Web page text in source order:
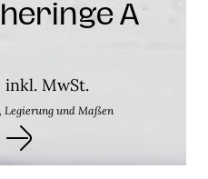
A
inkl. MwSt.
Legierung und Maßen